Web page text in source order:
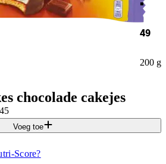
49
200 g
chocolade cakejes
Voeg toe
Score?